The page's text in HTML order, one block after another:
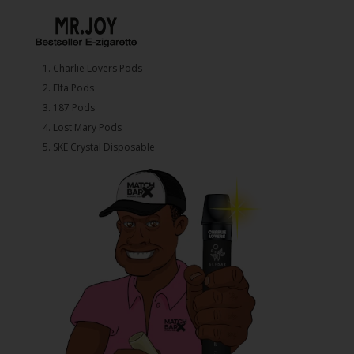
1.⁠ ⁠Charlie Lovers Pods
2.⁠ ⁠⁠Elfa Pods
3.⁠ ⁠⁠187 Pods
4.⁠ ⁠⁠Lost Mary Pods
5.⁠ ⁠⁠SKE Crystal Disposable